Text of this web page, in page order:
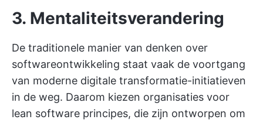
3. Mentaliteitsverandering
De traditionele manier van denken over
softwareontwikkeling staat vaak de voortgang
van moderne digitale transformatie-initiatieven
in de weg. Daarom kiezen organisaties voor
lean software principes, die zijn ontworpen om